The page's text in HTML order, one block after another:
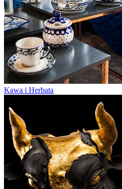
Kawa i Herbata